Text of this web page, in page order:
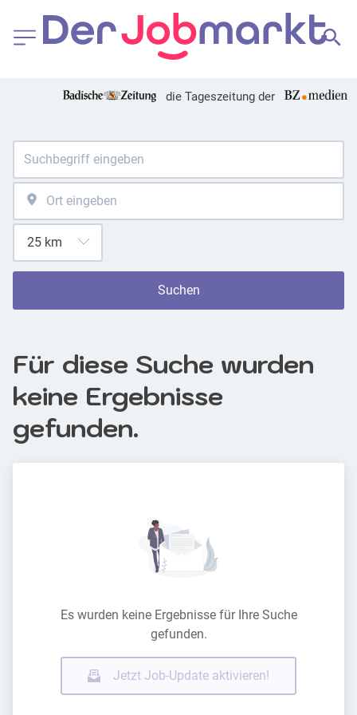
die Tageszeitung der
Suchen
Für diese Suche wurden
keine Ergebnisse
gefunden.
Es wurden keine Ergebnisse für Ihre Suche
gefunden.
Jetzt Job-Update aktivieren!